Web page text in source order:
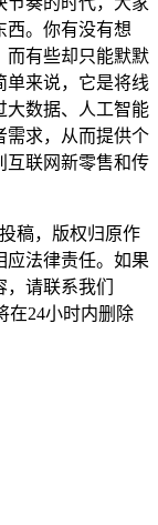
西。你有没有想
而有些却只能默默
单来说，它是将线
大数据、人工智能
需求，从而提供个
互联网新零售和传
稿，版权归原作
应法律责任。如果
请联系我们
在24小时内删除